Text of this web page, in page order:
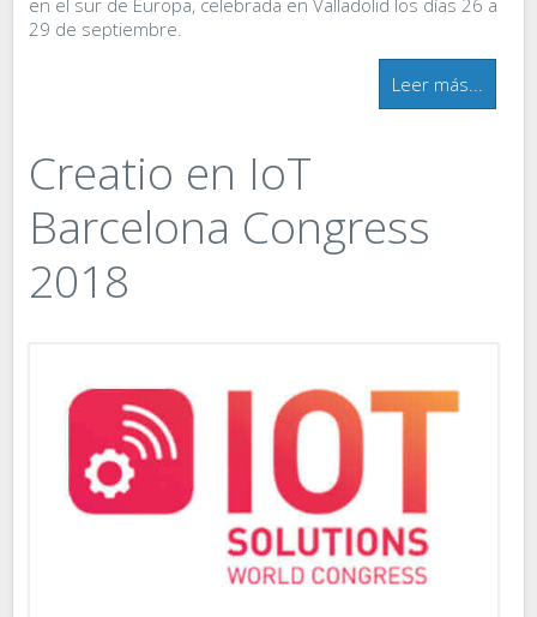
29 de septiembre.
Leer más...
Creatio en IoT
Barcelona Congress
2018